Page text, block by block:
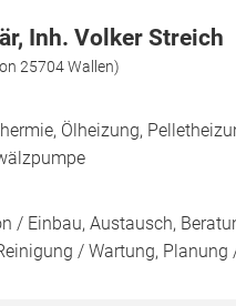
Inh. Volker Streich
25704 Wallen)
Ölheizung,
/ Einbau, Austausch,
/ Wartung, Planung